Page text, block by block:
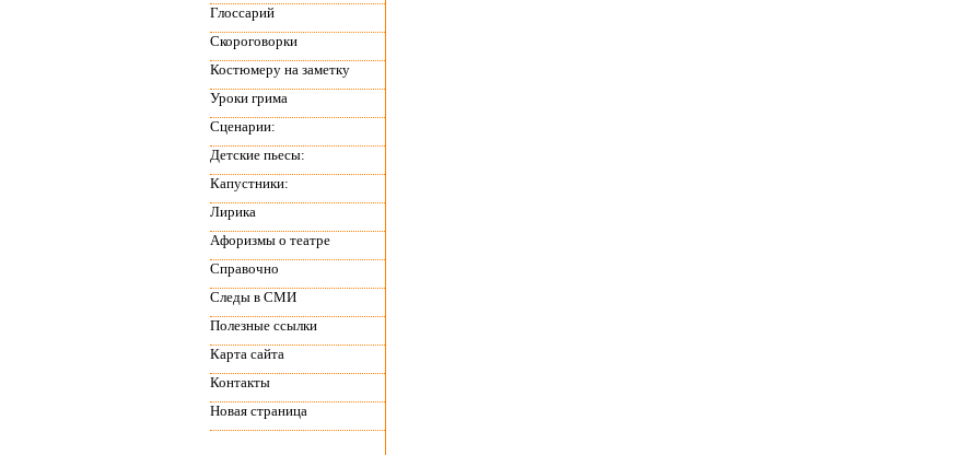
Глоссарий
Скороговорки
Костюмеру на заметку
Уроки грима
Сценарии:
Детские пьесы:
Капустники:
Лирика
Афоризмы о театре
Справочно
Следы в СМИ
Полезные ссылки
Карта сайта
Контакты
Новая страница